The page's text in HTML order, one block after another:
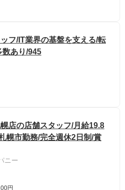
フ/IT業界の基盤を支える/転
数あり/945
店の店舗スタッフ/月給19.8
幌市勤務/完全週休2日制/賞
ニー
円